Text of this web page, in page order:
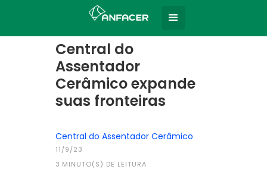
Todas as notícias
Central do
Assentador
Cerâmico expande
suas fronteiras
Central do Assentador Cerâmico
11/9/23
3 MINUTO(S) DE LEITURA